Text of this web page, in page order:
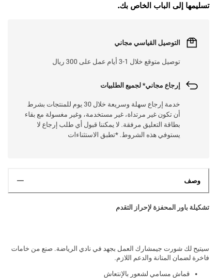
تسليمها إلى الباب الخاص بك.
التوصيل القياسي مجاني
توصيل متوقع خلال 1-3 أيام عمل على 300 ريال
إرجاع مجاني* لجميع الطلبيات
خدمة إرجاع سهلة وسريعة خلال 30 يوم للمنتجات بشرط
أن تكون غير مرتداة، غير مستخدمة، وغير مغسولة مع بقاء
بطاقة التعليق مرفقة. لا يمكننا قبول أي طلب إرجاع لا
يستوفي هذه الشروط. *تطبق الاستثناءات
وصف
تشكيلة باور المحفزة لإحراز التقدم
سيتيح لك شورت جيمشارك العمل بجهد في نادي الرياضة. صنع من خامات
فاخرة لضمان المتانة والدعم اللازم.
قماش مسامي لشعور بالإنتعاش